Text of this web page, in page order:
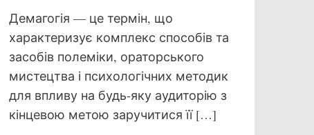
Демагогія — це термін, що
характеризує комплекс способів та
засобів полеміки, ораторського
мистецтва і психологічних методик
для впливу на будь-яку аудиторію з
кінцевою метою заручитися її[…]